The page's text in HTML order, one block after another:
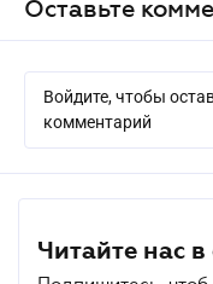
Оставьте
Войдите, чтобы
комментарий
Читайте нас в